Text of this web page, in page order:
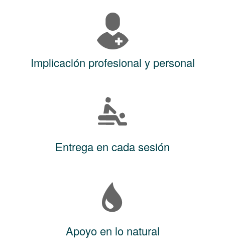
Implicación profesional y personal
Entrega en cada sesión
Apoyo en lo natural